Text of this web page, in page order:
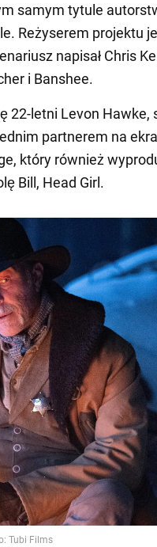
samym tytule
Reżyserem projektu
napisał Chris
i Banshee.
22-letni Levon Hawke,
partnerem na
który również
Bill, Head Girl.